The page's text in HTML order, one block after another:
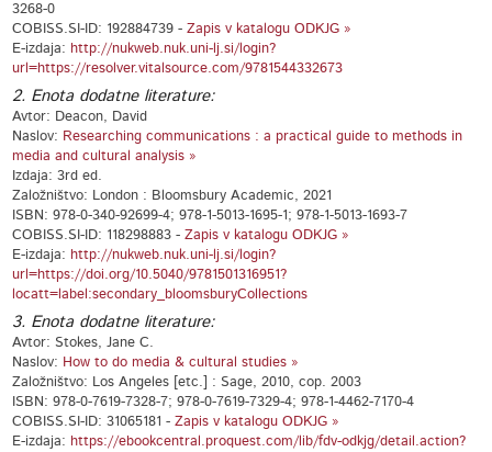
3268-0
COBISS.SI-ID: 192884739 -Zapis v katalogu ODKJG »
E-izdaja: http://nukweb.nuk.uni-lj.si/login?
url=https://resolver.vitalsource.com/9781544332673
2. Enota dodatne literature:
Avtor: Deacon, David
Naslov: Researching communications : a practical guide to methods in
media and cultural analysis »
Izdaja: 3rd ed.
Založništvo: London : Bloomsbury Academic, 2021
ISBN: 978-0-340-92699-4; 978-1-5013-1695-1; 978-1-5013-1693-7
COBISS.SI-ID: 118298883 -Zapis v katalogu ODKJG »
E-izdaja: http://nukweb.nuk.uni-lj.si/login?
url=https://doi.org/10.5040/9781501316951?
locatt=label:secondary_bloomsburyCollections
3. Enota dodatne literature:
Avtor: Stokes, Jane C.
Naslov: How to do media & cultural studies »
Založništvo: Los Angeles [etc.] : Sage, 2010, cop. 2003
ISBN: 978-0-7619-7328-7; 978-0-7619-7329-4; 978-1-4462-7170-4
COBISS.SI-ID: 31065181 -Zapis v katalogu ODKJG »
E-izdaja: https://ebookcentral.proquest.com/lib/fdv-odkjg/detail.action?